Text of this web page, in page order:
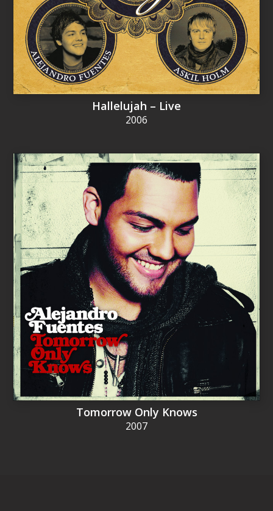
Hallelujah – Live
2006
Tomorrow Only Knows
2007